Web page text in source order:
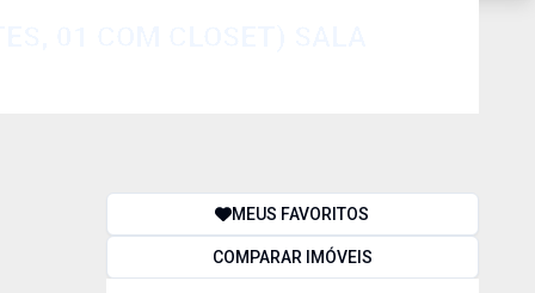
MEUS FAVORITOS
COMPARAR IMÓVEIS